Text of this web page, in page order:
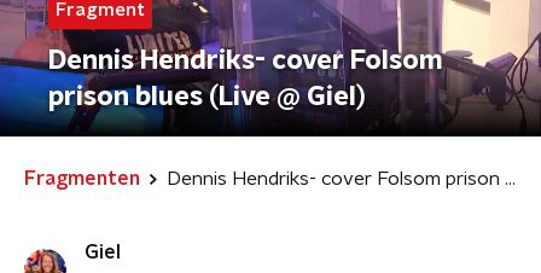
Fragment
Dennis Hendriks- cover Folsom
prison blues (Live @ Giel)
Fragmenten Dennis Hendriks- cover Folsom prison blues (Live @ Giel)
Giel